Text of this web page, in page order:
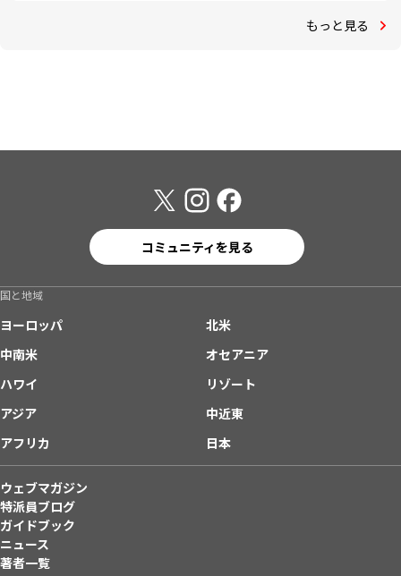
もっと見る
コミュニティを見る
国と地域
ヨーロッパ
北米
中南米
オセアニア
ハワイ
リゾート
アジア
中近東
アフリカ
日本
ウェブマガジン
特派員ブログ
ガイドブック
ニュース
著者一覧